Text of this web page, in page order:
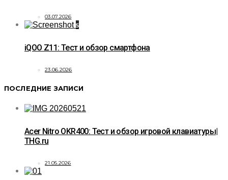
03.07.2026
5
iQOO Z11: Тест и обзор смартфона
23.06.2026
ПОСЛЕДНИЕ ЗАПИСИ
Acer Nitro OKR400: Тест и обзор игровой клавиатуры|
THG.ru
21.05.2026